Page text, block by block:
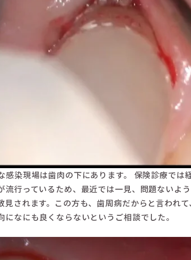
感染現場は歯肉の下にあります。 保険診療で
流行っているため、最近では一見、問題ないよ
見されます。この方も、歯周病だからと言われ
になにも良くならないというご相談でした。